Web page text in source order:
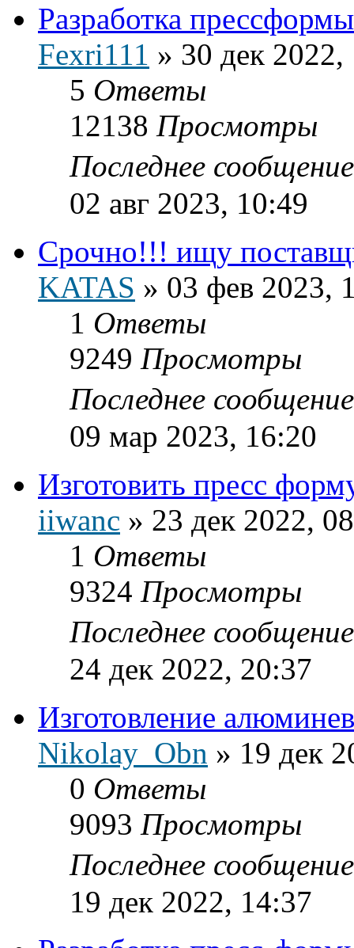
Разработка
Fexri111 » 30 дек 2022,
5 Ответы
12138 Просмотры
Последнее
02 авг 2023, 10:49
Срочно!!! ищу
KATAS » 03 фев 2023,
1 Ответы
9249 Просмотры
Последнее
09 мар 2023, 16:20
Изготовить пресс
iiwanc » 23 дек 2022,
1 Ответы
9324 Просмотры
Последнее
24 дек 2022, 20:37
Изготовление
Nikolay_Obn » 19 дек
0 Ответы
9093 Просмотры
Последнее
19 дек 2022, 14:37